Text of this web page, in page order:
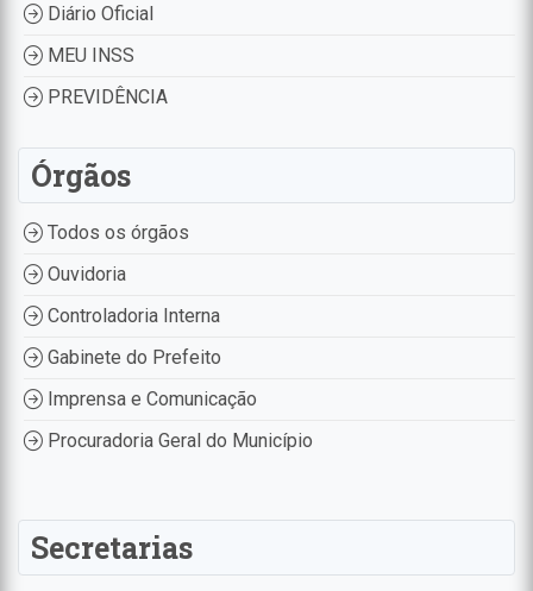
Diário Oficial
MEU INSS
PREVIDÊNCIA
Órgãos
Todos os órgãos
Ouvidoria
Controladoria Interna
Gabinete do Prefeito
Imprensa e Comunicação
Procuradoria Geral do Município
Secretarias